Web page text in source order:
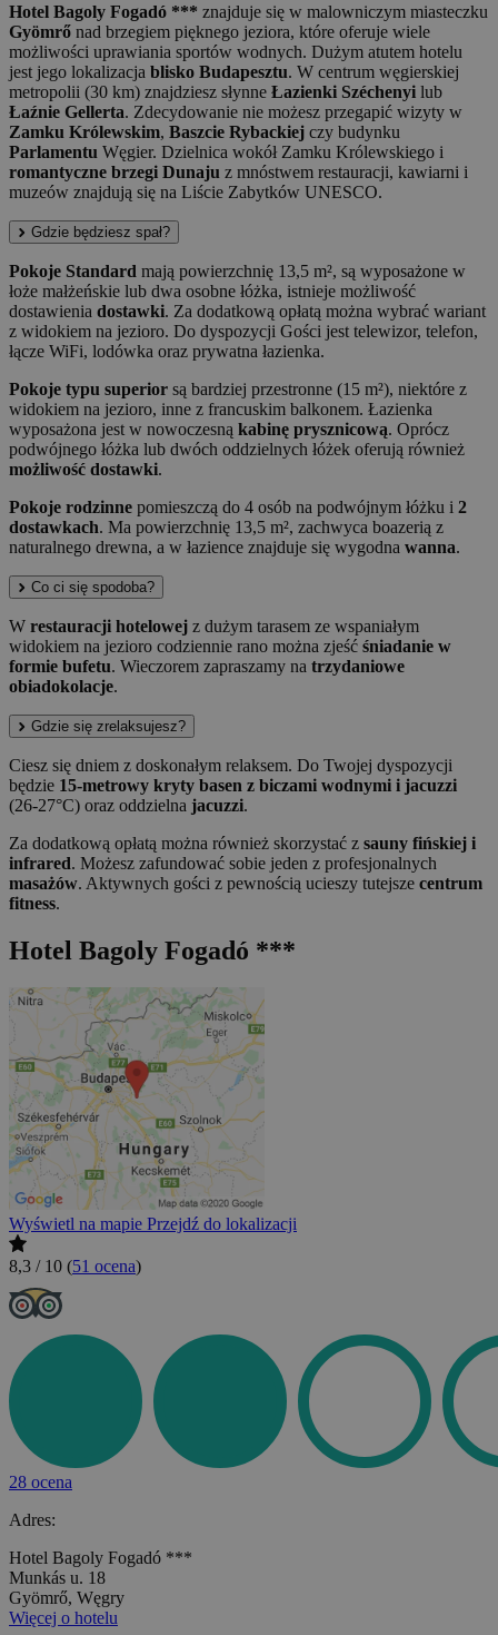
Hotel Bagoly Fogadó *** znajduje się w malowniczym miasteczku
Gyömrő nad brzegiem pięknego jeziora, które oferuje wiele
możliwości uprawiania sportów wodnych. Dużym atutem hotelu
jest jego lokalizacja blisko Budapesztu. W centrum węgierskiej
metropolii (30 km) znajdziesz słynne Łazienki Széchenyi lub
Łaźnie Gellerta. Zdecydowanie nie możesz przegapić wizyty w
Zamku Królewskim, Baszcie Rybackiej czy budynku
Parlamentu Węgier. Dzielnica wokół Zamku Królewskiego i
romantyczne brzegi Dunaju z mnóstwem restauracji, kawiarni i
muzeów znajdują się na Liście Zabytków UNESCO.
Gdzie będziesz spał?
Pokoje Standard mają powierzchnię 13,5 m², są wyposażone w
łoże małżeńskie lub dwa osobne łóżka, istnieje możliwość
dostawienia dostawki. Za dodatkową opłatą można wybrać wariant
z widokiem na jezioro. Do dyspozycji Gości jest telewizor, telefon,
łącze WiFi, lodówka oraz prywatna łazienka.
Pokoje typu superior są bardziej przestronne (15 m²), niektóre z
widokiem na jezioro, inne z francuskim balkonem. Łazienka
wyposażona jest w nowoczesną kabinę prysznicową. Oprócz
podwójnego łóżka lub dwóch oddzielnych łóżek oferują również
możliwość dostawki.
Pokoje rodzinne pomieszczą do 4 osób na podwójnym łóżku i 2
dostawkach. Ma powierzchnię 13,5 m², zachwyca boazerią z
naturalnego drewna, a w łazience znajduje się wygodna wanna.
Co ci się spodoba?
W restauracji hotelowej z dużym tarasem ze wspaniałym
widokiem na jezioro codziennie rano można zjeść śniadanie w
formie bufetu. Wieczorem zapraszamy na trzydaniowe
obiadokolacje.
Gdzie się zrelaksujesz?
Ciesz się dniem z doskonałym relaksem. Do Twojej dyspozycji
będzie 15-metrowy kryty basen z biczami wodnymi i jacuzzi
(26-27°C) oraz oddzielna jacuzzi.
Za dodatkową opłatą można również skorzystać z sauny fińskiej i
infrared. Możesz zafundować sobie jeden z profesjonalnych
masażów. Aktywnych gości z pewnością ucieszy tutejsze centrum
fitness.
Hotel Bagoly Fogadó ***
Wyświetl na mapie Przejdź do lokalizacji
8,3 / 10 (51 ocena)
28 ocena
Adres:
Hotel Bagoly Fogadó ***
Munkás u. 18
Gyömrő, Węgry
Więcej o hotelu